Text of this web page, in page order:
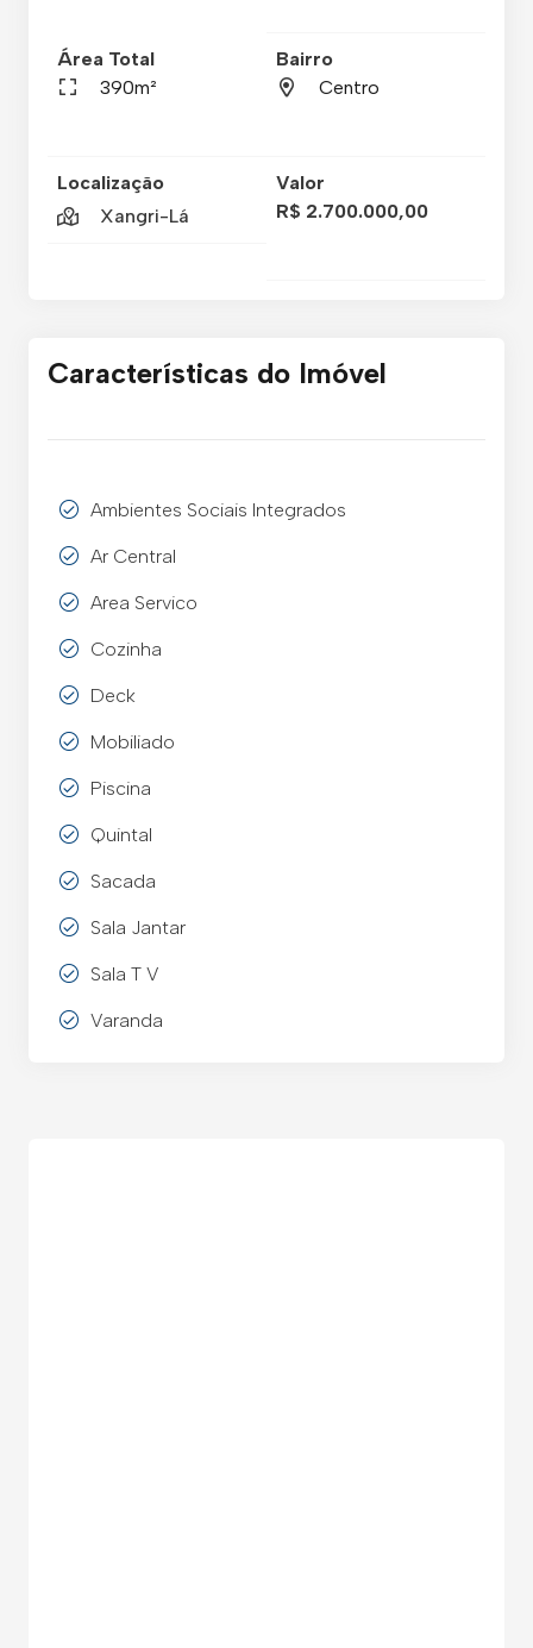
Área Total
390m²
Bairro
Centro
Localização
Xangri-Lá
Valor
R$ 2.700.000,00
Características do Imóvel
Ambientes Sociais Integrados
Ar Central
Area Servico
Cozinha
Deck
Mobiliado
Piscina
Quintal
Sacada
Sala Jantar
Sala T V
Varanda